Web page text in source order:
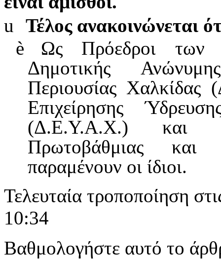
u
Τέλος ανακοινώνεται
è
Ως Πρόεδροι των
Δημοτικής
Περιουσίας
Επιχείρησης
(Δ.Ε.Υ.Α.Χ.) και
Πρωτοβάθμιας και
παραμένουν οι ίδιοι.
Τελευταία τροποποίηση
10:34
Βαθμολογήστε αυτό το